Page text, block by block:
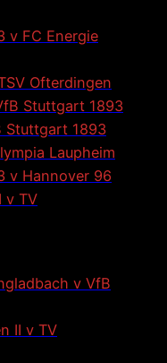
v FC Energie
Ofterdingen
Stuttgart 1893
Stuttgart 1893
Laupheim
v Hannover 96
v TV
v VfB
II v TV